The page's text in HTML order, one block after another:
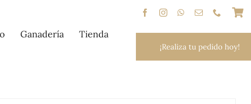
Ganadería Tienda
¡Realiza tu pedido hoy!